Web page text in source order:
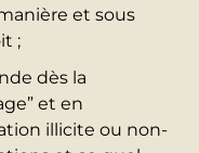
et sous
;
dès la
et en
illicite ou non-